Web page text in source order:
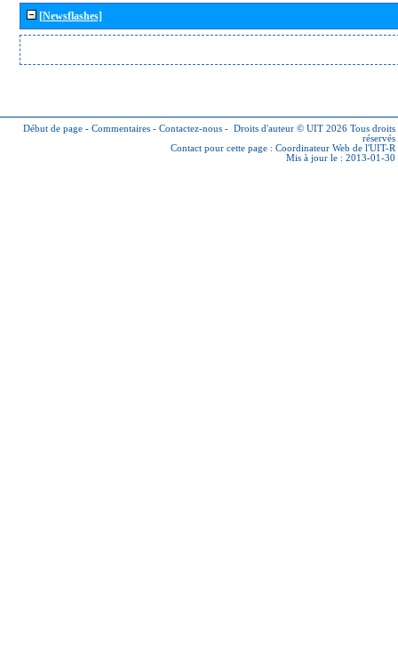
[Newsflashes]
Début de page - Commentaires - Contactez-nous - Droits d'auteur © UIT 2026 Tous droits
réservés
Contact pour cette page : Coordinateur Web de l'UIT-R
Mis à jour le : 2013-01-30